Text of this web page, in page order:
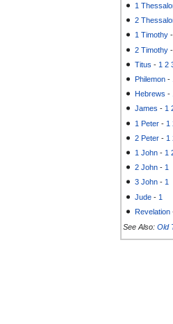
1
2
1 Timothy
2 Timothy
Titus - 1 2
Philemon -
Hebrews -
James - 1
1 Peter - 1
2 Peter - 1
1 John - 1
2 John - 1
3 John -1
Jude - 1
Revelation
See Also: Old